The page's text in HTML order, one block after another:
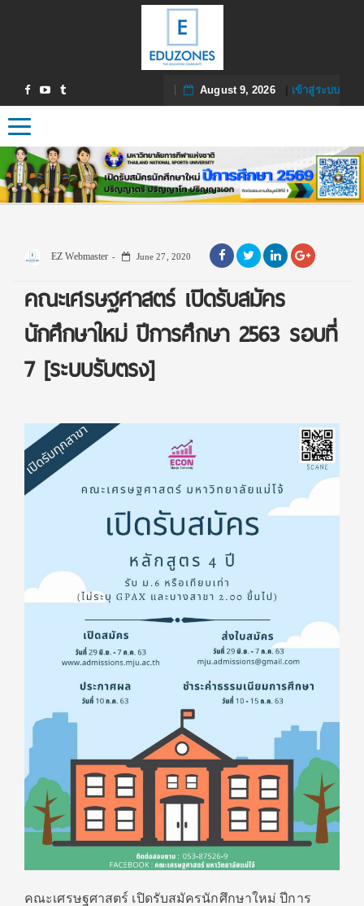
August 9, 2026| เข้าสู่ระบบ
Toggle navigation
EZ Webmaster June 27, 2020
คณะเศรษฐศาสตร์ เปิดรับสมัคร
นักศึกษาใหม่ ปีการศึกษา 2563 รอบที่
7 [ระบบรับตรง]
คณะเศรษฐศาสตร์ เปิดรับสมัครนักศึกษาใหม่ ปีการ